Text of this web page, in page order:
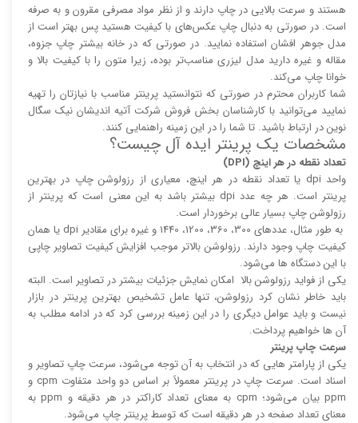
هستند و سرعت بالایی در چاپ دارند و از نظر مواد مصرفی مقرون و به صرفه
است. در صورتی به دنبال چاپ عکس‌های با کیفیت هستید پس بهتر است از
مدل جوهر افشان استفاده نمایید. در صورتی که در خانه بیشتر چاپ جزوه،
مقاله و غیره دارید مدل لیزری مناسب‌تر بوده، زیرا متون را با کیفیت بالا و
خوانا چاپ می‌کند.
شما کاربران محترم در صورتی که نتوانستید پرینتر مناسب با نیازتان را تهیه
نمایید می‌توانید با کارشناسان بخش فروش شرکت آتیه اندیشان نیک سگال
نوین در ارتباط باشید. تا شما را در این زمینه راهنمایی کنند.
مشخصات یک پرینتر ایده آل چیست؟
تعداد نقطه در هر اینچ (DPI)
واحد dpi یا تعداد نقطه در هر اینچ، معیاری از رزولوشن چاپ در بهترین
پرینتر است. هر چه عدد dpi بیشتر باشد به این معنی است که پرینتر از
رزولوشن چاپ بسیار عالی برخوردار است.
به طور مثال، عدد‌های 300، 360، 1200، 1440 و غیره برای مقادیر dpi یا همان
کیفیت چاپ وجود دارند. رزولوشن بالا‌‌تر موجب افزایش کیفیت تصاویر چاپی
با این دستگاه ها می‌شود.
یکی از فواید رزولوشن بالا امکان نمایش جزئیات بیشتر در تصاویر است. البته
باید خاطر نشان کرد رزولوشن، تنها عامل تشخیص بهترین پرینتر در بازار
نیست و باید عوامل دیگری را در این زمینه بررسی کرد که در ادامه مطلب به
آن ها خواهیم پرداخت.
سرعت چاپ پرینتر
یکی از پارامتر هایی که در انتخاب به آن توجه می‌شود، سرعت چاپ تصاویر و
اسناد است. سرعت چاپ در پرینتر معمولاً بر اساس دو واحد متفاوت cpm و
ppm بیان می‌شود؛ cpm به معنای تعداد کاراکتر در هر دقیقه و ppm به
معنای تعداد صفحه در هر دقیقه است که توسط پرینتر چاپ می‌شود.